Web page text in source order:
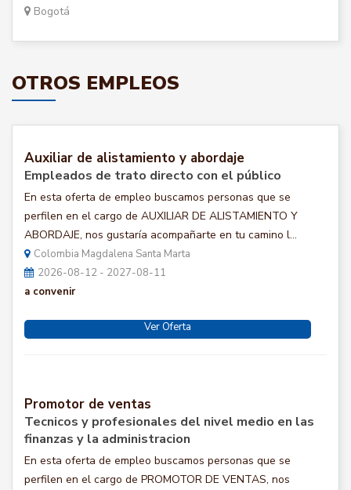
Bogotá
OTROS EMPLEOS
Auxiliar de alistamiento y abordaje
Empleados de trato directo con el público
En esta oferta de empleo buscamos personas que se
perfilen en el cargo de AUXILIAR DE ALISTAMIENTO Y
ABORDAJE, nos gustaría acompañarte en tu camino l...
Colombia Magdalena Santa Marta
2026-08-12 - 2027-08-11
a convenir
Ver Oferta
Promotor de ventas
Tecnicos y profesionales del nivel medio en las
finanzas y la administracion
En esta oferta de empleo buscamos personas que se
perfilen en el cargo de PROMOTOR DE VENTAS, nos